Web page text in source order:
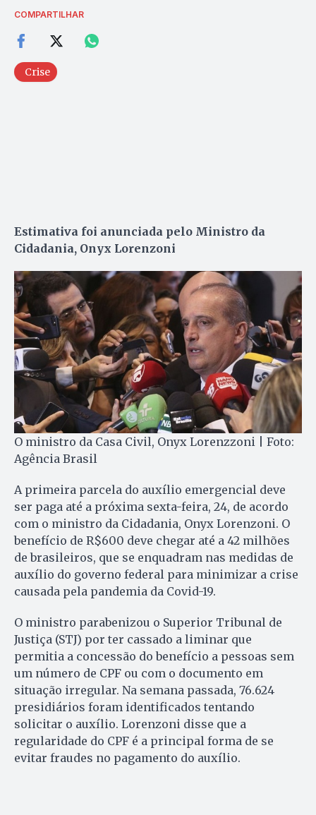
COMPARTILHAR
Crise
Estimativa foi anunciada pelo Ministro da
Cidadania, Onyx Lorenzoni
O ministro da Casa Civil, Onyx Lorenzzoni | Foto:
Agência Brasil
A primeira parcela do auxílio emergencial deve
ser paga até a próxima sexta-feira, 24, de acordo
com o ministro da Cidadania, Onyx Lorenzoni. O
benefício de R$600 deve chegar até a 42 milhões
de brasileiros, que se enquadram nas medidas de
auxílio do governo federal para minimizar a crise
causada pela pandemia da Covid-19.
O ministro parabenizou o Superior Tribunal de
Justiça (STJ) por ter cassado a liminar que
permitia a concessão do benefício a pessoas sem
um número de CPF ou com o documento em
situação irregular. Na semana passada, 76.624
presidiários foram identificados tentando
solicitar o auxílio. Lorenzoni disse que a
regularidade do CPF é a principal forma de se
evitar fraudes no pagamento do auxílio.